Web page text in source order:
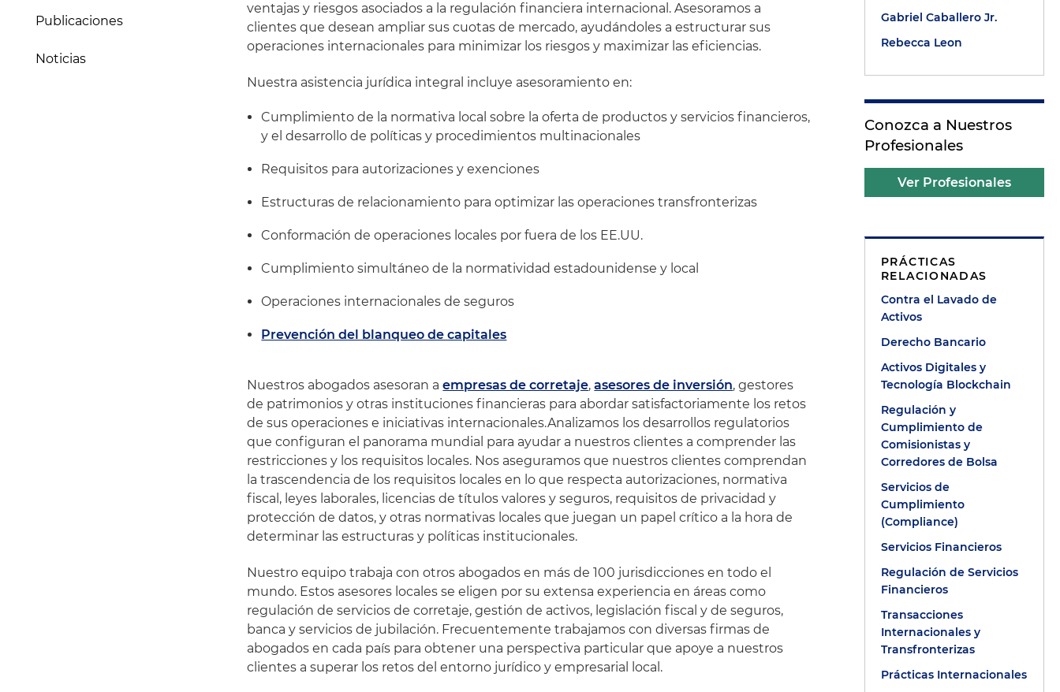
Publicaciones
Noticias
ventajas y riesgos asociados a la regulación financiera internacional. Asesoramos a
clientes que desean ampliar sus cuotas de mercado, ayudándoles a estructurar sus
operaciones internacionales para minimizar los riesgos y maximizar las eficiencias.
Nuestra asistencia jurídica integral incluye asesoramiento en:
Cumplimiento de la normativa local sobre la oferta de productos y servicios financieros,
y el desarrollo de políticas y procedimientos multinacionales
Requisitos para autorizaciones y exenciones
Estructuras de relacionamiento para optimizar las operaciones transfronterizas
Conformación de operaciones locales por fuera de los EE.UU.
Cumplimiento simultáneo de la normatividad estadounidense y local
Operaciones internacionales de seguros
Prevención del blanqueo de capitales
Nuestros abogados asesoran aempresas de corretaje,asesores de inversión, gestores
de patrimonios y otras instituciones financieras para abordar satisfactoriamente los retos
de sus operaciones e iniciativas internacionales.Analizamos los desarrollos regulatorios
que configuran el panorama mundial para ayudar a nuestros clientes a comprender las
restricciones y los requisitos locales. Nos aseguramos que nuestros clientes comprendan
la trascendencia de los requisitos locales en lo que respecta autorizaciones, normativa
fiscal, leyes laborales, licencias de títulos valores y seguros, requisitos de privacidad y
protección de datos, y otras normativas locales que juegan un papel crítico a la hora de
determinar las estructuras y políticas institucionales.
Nuestro equipo trabaja con otros abogados en más de 100 jurisdicciones en todo el
mundo. Estos asesores locales se eligen por su extensa experiencia en áreas como
regulación de servicios de corretaje, gestión de activos, legislación fiscal y de seguros,
banca y servicios de jubilación. Frecuentemente trabajamos con diversas firmas de
abogados en cada país para obtener una perspectiva particular que apoye a nuestros
clientes a superar los retos del entorno jurídico y empresarial local.
Gabriel Caballero Jr.
Rebecca Leon
Conozca a Nuestros
Profesionales
Ver Profesionales
PRÁCTICAS
RELACIONADAS
Contra el Lavado de
Activos
Derecho Bancario
Activos Digitales y
Tecnología Blockchain
Regulación y
Cumplimiento de
Comisionistas y
Corredores de Bolsa
Servicios de
Cumplimiento
(Compliance)
Servicios Financieros
Regulación de Servicios
Financieros
Transacciones
Internacionales y
Transfronterizas
Prácticas Internacionales